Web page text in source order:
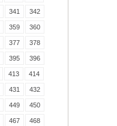
341 342
359 360
377 378
395 396
413 414
431 432
449 450
467 468